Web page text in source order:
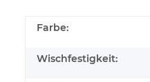
Farbe:
Wischfestigkeit: